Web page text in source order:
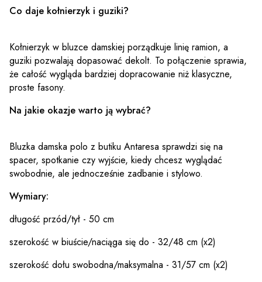
Co daje kołnierzyk i guziki?
Kołnierzyk w bluzce damskiej porządkuje linię ramion, a
guziki pozwalają dopasować dekolt. To połączenie sprawia,
że całość wygląda bardziej dopracowanie niż klasyczne,
proste fasony.
Na jakie okazje warto ją wybrać?
Bluzka damska polo z butiku Antaresa sprawdzi się na
spacer, spotkanie czy wyjście, kiedy chcesz wyglądać
swobodnie, ale jednocześnie zadbanie i stylowo.
Wymiary:
długość przód/tył - 50 cm
szerokość w biuście/naciąga się do - 32/48 cm (x2)
szerokość dołu swobodna/maksymalna - 31/57 cm (x2)